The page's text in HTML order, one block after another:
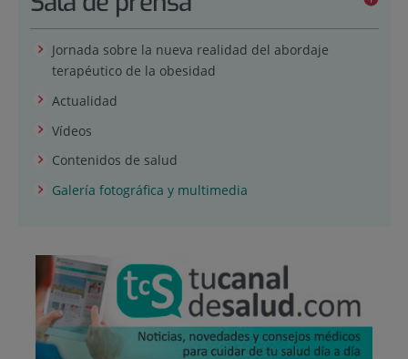
Jornada sobre la nueva realidad del abordaje
terapéutico de la obesidad
Actualidad
Vídeos
Contenidos de salud
Galería fotográfica y multimedia